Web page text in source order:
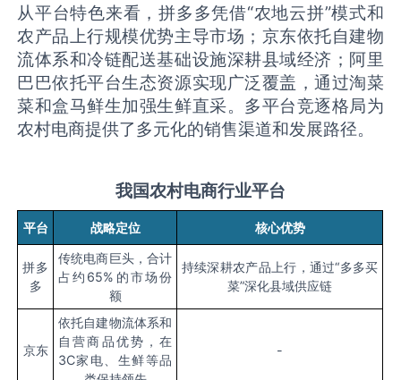
从平台特色来看，拼多多凭借“农地云拼”模式和
农产品上行规模优势主导市场；京东依托自建物
流体系和冷链配送基础设施深耕县域经济；阿里
巴巴依托平台生态资源实现广泛覆盖，通过淘菜
菜和盒马鲜生加强生鲜直采。多平台竞逐格局为
农村电商提供了多元化的销售渠道和发展路径。
我国农村电商行业平台
平台 战略定位 核心优势
拼多
多
传统电商巨头，合计
占约65%的市场份
额
持续深耕农产品上行，通过“多多买
菜”深化县域供应链
京东
依托自建物流体系和
自营商品优势，在
3C家电、生鲜等品
-